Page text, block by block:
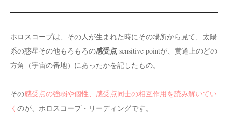
ホロスコープは、その人が生まれた時にその場所から見て、太陽
系の惑星その他もろもろの感受点 sensitive pointが、黄道上のどの
方角（宇宙の番地）にあったかを記したもの。
その感受点の強弱や個性、感受点同士の相互作用を読み解いてい
く のが、ホロスコープ・リーディングです。